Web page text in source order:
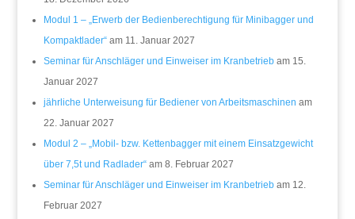
Modul 1 – „Erwerb der Bedienberechtigung für Minibagger und
Kompaktlader“am 11. Januar 2027
Seminar für Anschläger und Einweiser im Kranbetriebam 15.
Januar 2027
jährliche Unterweisung für Bediener von Arbeitsmaschinen am
22. Januar 2027
Modul 2 – „Mobil- bzw. Kettenbagger mit einem Einsatzgewicht
über 7,5t und Radlader“am 8. Februar 2027
Seminar für Anschläger und Einweiser im Kranbetriebam 12.
Februar 2027